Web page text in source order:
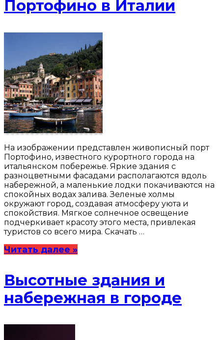
Портофино в Италии
На изображении представлен живописный порт
Портофино, известного курортного города на
итальянском побережье. Яркие здания с
разноцветными фасадами располагаются вдоль
набережной, а маленькие лодки покачиваются на
спокойных водах залива. Зеленые холмы
окружают город, создавая атмосферу уюта и
спокойствия. Мягкое солнечное освещение
подчеркивает красоту этого места, привлекая
туристов со всего мира. Скачать …
Читать далее »
Высотные здания и
набережная в городе